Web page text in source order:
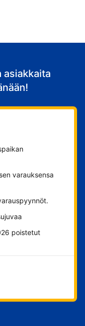
asiakkaita
varauksensa
poistetut